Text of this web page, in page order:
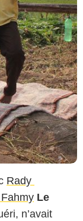
Rady
Le
n’avait